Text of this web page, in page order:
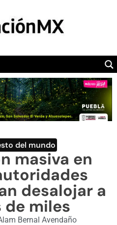
SECTION
del mundo
masiva en
desalojar a
miles
Bernal Avendaño